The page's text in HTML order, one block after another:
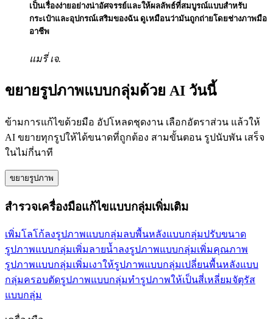
เป็นเรื่องง่ายอย่างน่าอัศจรรย์และให้ผลลัพธ์ที่สมบูรณ์แบบสำหรับ
กระเป๋าและอุปกรณ์เสริมของฉัน ดูเหมือนว่ามันถูกถ่ายโดยช่างภาพมือ
อาชีพ
แมรี่ เจ.
ขยายรูปภาพแบบกลุ่มด้วย AI วันนี้
ข้ามการแก้ไขด้วยมือ อัปโหลดชุดงาน เลือกอัตราส่วน แล้วให้
AI ขยายทุกรูปให้ได้ขนาดที่ถูกต้อง สามขั้นตอน รูปนับพัน เสร็จ
ในไม่กี่นาที
ขยายรูปภาพ
สำรวจเครื่องมือแก้ไขแบบกลุ่มเพิ่มเติม
เพิ่มโลโก้ลงรูปภาพแบบกลุ่มลบพื้นหลังแบบกลุ่มปรับขนาด
รูปภาพแบบกลุ่มเพิ่มลายน้ำลงรูปภาพแบบกลุ่มเพิ่มคุณภาพ
รูปภาพแบบกลุ่มเพิ่มเงาให้รูปภาพแบบกลุ่มเปลี่ยนพื้นหลังแบบ
กลุ่มครอบตัดรูปภาพแบบกลุ่มทำรูปภาพให้เป็นสี่เหลี่ยมจัตุรัส
แบบกลุ่ม